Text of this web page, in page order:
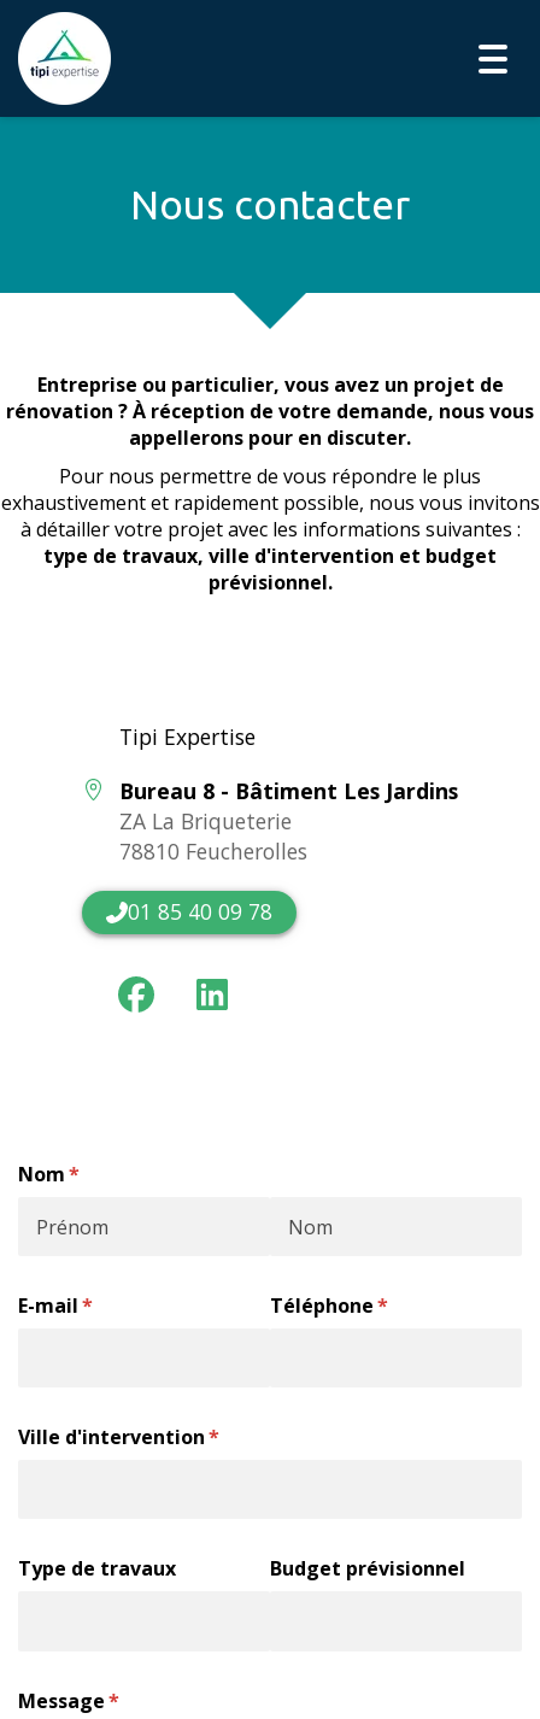
Nous contacter
Entreprise ou particulier, vous avez un projet de
rénovation ? À réception de votre demande, nous vous
appellerons pour en discuter.
Pour nous permettre de vous répondre le plus
exhaustivement et rapidement possible, nous vous invitons
à détailler votre projet avec les informations suivantes :
type de travaux, ville d'intervention et budget
prévisionnel.
Tipi Expertise
Bureau 8 - Bâtiment Les Jardins
ZA La Briqueterie
78810 Feucherolles
01 85 40 09 78
Nom*
(requis)
E-mail*
(requis) Téléphone*
(requis)
Ville d'intervention*
(requis)
Type de travaux Budget prévisionnel
Message*
(requis)